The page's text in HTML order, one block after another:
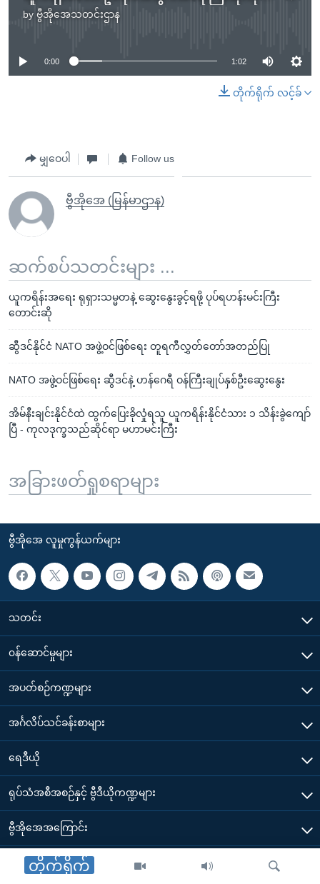
တိုက်ရိုက်
by ဗွီအိုအေသတင်းဌာန
No media source currently available
0:00 1:02
တိုက်ရိုက် လင့်ခ်
မျှဝေပါ Follow us
ဗွီအိုအေ (မြန်မာဌာန)
ဆက်စပ်သတင်းများ ...
ယူကရိန်းအရေး ရုရှားသမ္မတနဲ့ ဆွေးနွေးခွင့်ရဖို့ ပုပ်ရဟန်းမင်းကြီး
တောင်းဆို
ဆွီဒင်နိုင်ငံ NATO အဖွဲ့ဝင်ဖြစ်ရေး တူရကီလွှတ်တော်အတည်ပြု
NATO အဖွဲ့ဝင်ဖြစ်ရေး ဆွီဒင်နဲ့ ဟန်ဂေရီ ဝန်ကြီးချုပ်နှစ်ဦးဆွေးနွေး
အိမ်နီးချင်းနိုင်ငံထဲ ထွက်ပြေးခိုလှုံရသူ ယူကရိန်းနိုင်ငံသား ၁ သိန်းခွဲကျော်
ပြီ - ကုလဒုက္ခသည်ဆိုင်ရာ မဟာမင်းကြီး
အခြားဖတ်ရှုစရာများ
ဗွီအိုအေ လူမှုကွန်ယက်များ
သတင်း
၀န်ဆောင်မှုများ
အပတ်စဉ်ကဏ္ဍများ
အင်္ဂလိပ်သင်ခန်းစာများ
ရေဒီယို
ရုပ်သံအစီအစဉ်နှင့် ဗွီဒီယိုကဏ္ဍများ
ဗွီအိုအေအကြောင်း
ဗွီအိုအေ မိုဘိုင်းလ်အက်ပ်များ ဒေါင်းလုတ်ယူရန်